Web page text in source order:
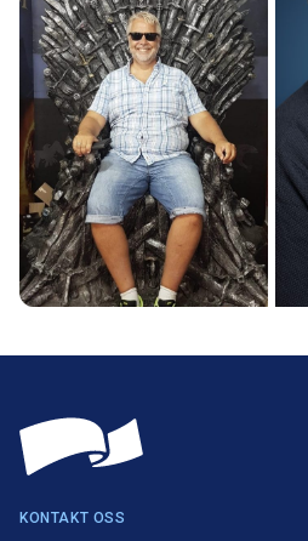
KONTAKT OSS